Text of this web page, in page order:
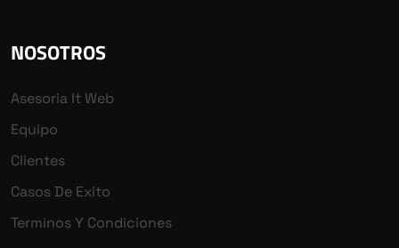
NOSOTROS
Asesoria It Web
Equipo
Clientes
Casos De Exito
Terminos Y Condiciones